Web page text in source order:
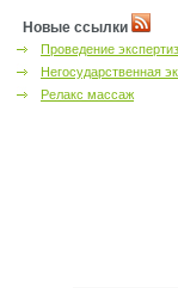
Новые ссылки
Проведение
Негосударственная
Релакс массаж